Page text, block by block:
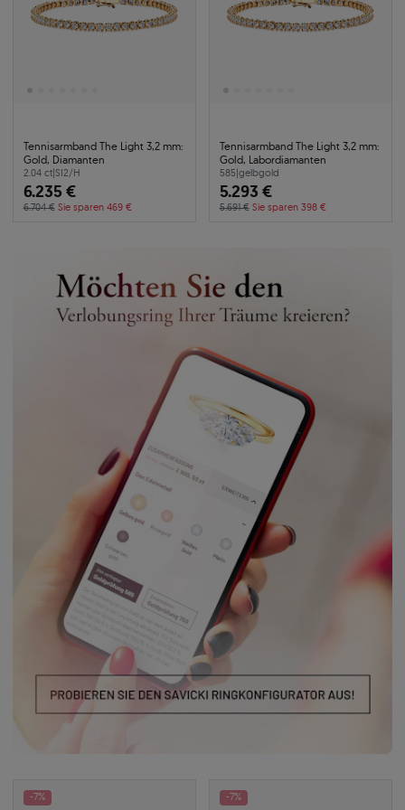
Tennisarmband The Light 3,2 mm:
Gold, Diamanten
2.04 ct|SI2/H
6.235 €
6.704 € Sie sparen 469 €
Tennisarmband The Light 3,2 mm:
Gold, Labordiamanten
585|gelbgold
5.293 €
5.691 € Sie sparen 398 €
-7% -7%